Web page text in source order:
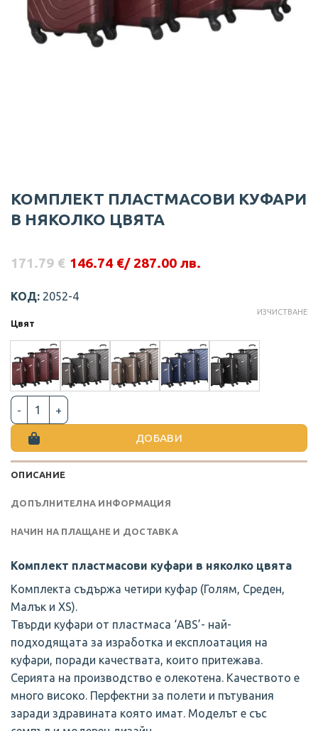
КОМПЛЕКТ ПЛАСТМАСОВИ КУФАРИ
В НЯКОЛКО ЦВЯТА
171.79 €
Original
was:
146.74 €
Текущата
е:
/ 287.00 лв.
КОД: 2052-4
Цвят
ИЗЧИСТВАНЕ
количество за КОМПЛЕКТ ПЛАСТМАСОВИ КУФАРИ В
ДОБАВИ
ОПИСАНИЕ
ДОПЪЛНИТЕЛНА ИНФОРМАЦИЯ
НАЧИН НА ПЛАЩАНЕ И ДОСТАВКА
Комплект пластмасови куфари в няколко цвята
Комплекта съдържа четири куфар (Голям, Среден,
Малък и XS).
Твърди куфари от пластмаса ‘ABS’- най-
подходящата за изработка и експлоатация на
куфари, поради качествата, които притежава.
Серията на производство е олекотена. Качеството е
много високо. Перфектни за полети и пътувания
заради здравината която имат. Моделът е със